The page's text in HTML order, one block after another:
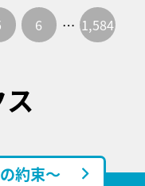
6 … 1,584
約束～